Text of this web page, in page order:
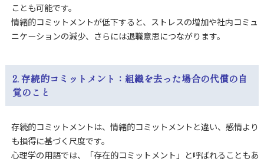
ことも可能です。
情緒的コミットメントが低下すると、ストレスの増加や社内コミュ
ニケーションの減少、さらには退職意思につながります。
2. 存続的コミットメント：組織を去った場合の代償の自
覚のこと
存続的コミットメントは、情緒的コミットメントと違い、感情より
も損得に基づく尺度です。
心理学の用語では、「存在的コミットメント」と呼ばれることもあ